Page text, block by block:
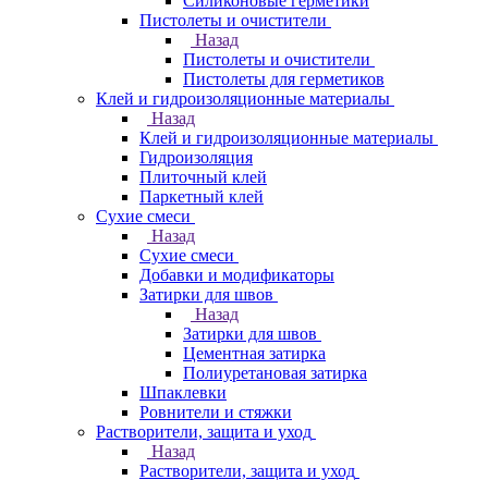
Пистолеты и очистители
Назад
Пистолеты и очистители
Пистолеты для герметиков
Клей и гидроизоляционные материалы
Назад
Клей и гидроизоляционные материалы
Гидроизоляция
Плиточный клей
Паркетный клей
Сухие смеси
Назад
Сухие смеси
Добавки и модификаторы
Затирки для швов
Назад
Затирки для швов
Цементная затирка
Полиуретановая затирка
Шпаклевки
Ровнители и стяжки
Растворители, защита и уход
Назад
Растворители, защита и уход